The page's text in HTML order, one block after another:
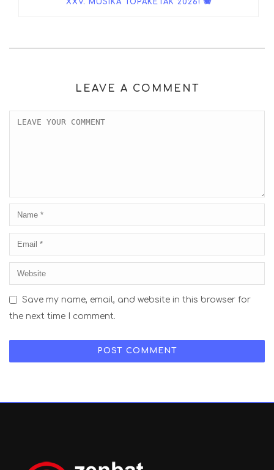
XXV. MUSIKA TOPAKETAK 2026! 🪗
LEAVE A COMMENT
Save my name, email, and website in this browser for
the next time I comment.